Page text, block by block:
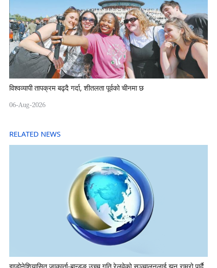
विश्वव्यापी तापक्रम बढ्दै गर्दा, शीतलता पूर्वको चीनमा छ
06-Aug-2026
RELATED NEWS